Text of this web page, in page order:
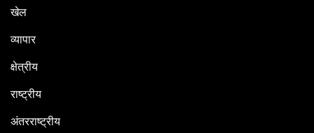
खेल
व्यापार
क्षेत्रीय
राष्ट्रीय
अंतरराष्ट्रीय